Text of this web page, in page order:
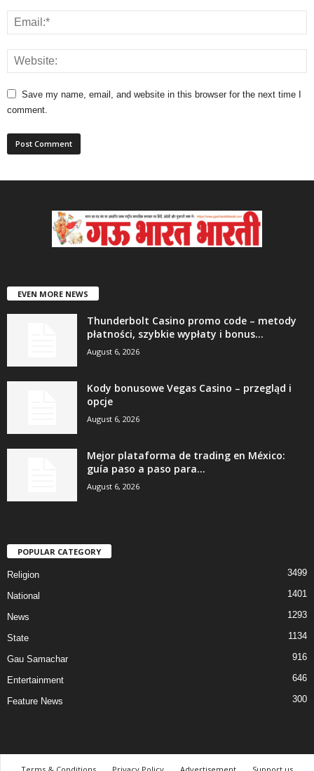
Save my name, email, and website in this browser for the next time I
comment.
EVEN MORE NEWS
Thunderbolt Casino promo code – metody
płatności, szybkie wypłaty i bonus...
August 6, 2026
Kody bonusowe Vegas Casino – przegląd i
opcje
August 6, 2026
Mejor plataforma de trading en México:
guía paso a paso para...
August 6, 2026
POPULAR CATEGORY
Religion 3499
National 1401
News 1293
State 1134
Gau Samachar 916
Entertainment 646
Feature News 300